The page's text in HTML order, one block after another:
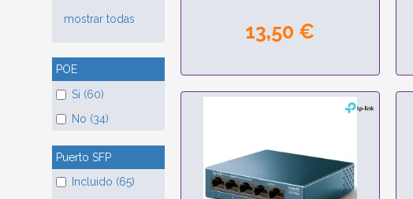
mostrar todas
POE
Si (60)
No (34)
Puerto SFP
Incluido (65)
13,50 €